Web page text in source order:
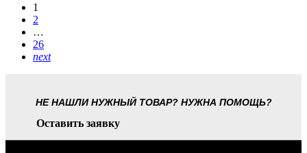
1
2
…
26
next
НЕ НАШЛИ НУЖНЫЙ ТОВАР? НУЖНА ПОМОЩЬ?
Оставить заявку